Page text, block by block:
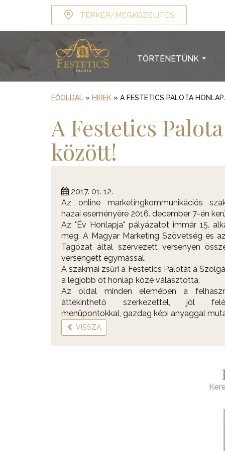
TÉRKÉP/MEGKÖZELÍTÉS
TÖRTÉNETÜNK
FŐOLDAL » HÍREK » A FESTETICS PALOTA
A Festetics
között!
2017. 01. 12.
Az online marketingkommunikációs
hazai eseményére 2016. december 7-én
Az "Év Honlapja" pályázatot immár 15.
meg. A Magyar Marketing Szövetség és
Tagozat által szervezett versenyen
versengett egymással.
A szakmai zsűri a Festetics Palotát a
a legjobb öt honlap közé választotta.
Az oldal minden elemében a
áttekinthető szerkezettel, jól
menüpontokkal, gazdag képi anyaggal
VISSZA